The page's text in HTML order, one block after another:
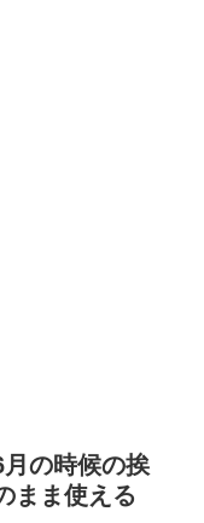
の時候の挨
まま使える